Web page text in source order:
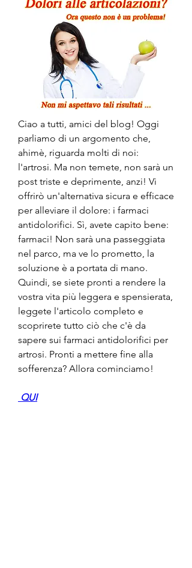
Ciao a tutti, amici del blog! Oggi
parliamo di un argomento che,
ahimè, riguarda molti di noi:
l'artrosi. Ma non temete, non sarà un
post triste e deprimente, anzi! Vi
offrirò un'alternativa sicura e efficace
per alleviare il dolore: i farmaci
antidolorifici. Sì, avete capito bene:
farmaci! Non sarà una passeggiata
nel parco, ma ve lo prometto, la
soluzione è a portata di mano.
Quindi, se siete pronti a rendere la
vostra vita più leggera e spensierata,
leggete l'articolo completo e
scoprirete tutto ciò che c'è da
sapere sui farmaci antidolorifici per
artrosi. Pronti a mettere fine alla
sofferenza? Allora cominciamo!
QUI